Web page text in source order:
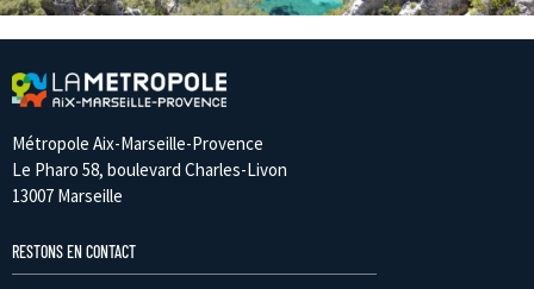
Métropole Aix-Marseille-Provence
Le Pharo 58, boulevard Charles-Livon
13007 Marseille
RESTONS EN CONTACT